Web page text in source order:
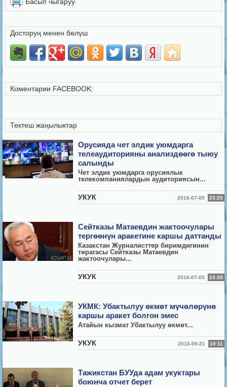
Басып чыгаруу
Досторуң менен бөлүш
Коментарии FACEBOOK:
Тектеш жаңылыктар
Орусияда чет элдик уюмдарга
телеаудиторияны анализдөөгө тыюу
салынды
Чет элдик уюмдарга орусиялык
телекомпаниялардын аудиториясын...
УКУК 2016-07-05 23:25
Сейтказы Матаевдин жактоочулары
тергөөнүн аракетине каршы даттанды
Казакстан Журналисттер биримдигинин
төрагасы Сейтказы Матаевдин
жактоочулары...
УКУК 2016-07-05 23:39
УКМК: Убактылуу өкмөт мүчөлөрүнө
каршы аракет болгон эмес
Атайын кызмат Убактылууөкмөт...
УКУК 2016-09-21 10:11
Тажикстан БУУда адам укуктары
боюнча отчет берет